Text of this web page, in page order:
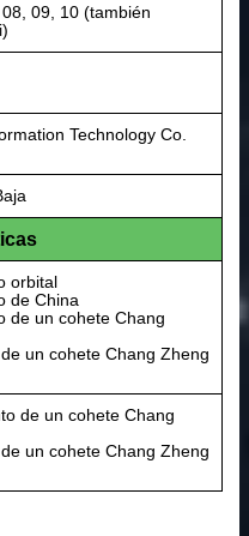
09, 10 (también
Technology Co.
orbital
de China
de un cohete Chang
un cohete Chang Zheng
de un cohete Chang
un cohete Chang Zheng